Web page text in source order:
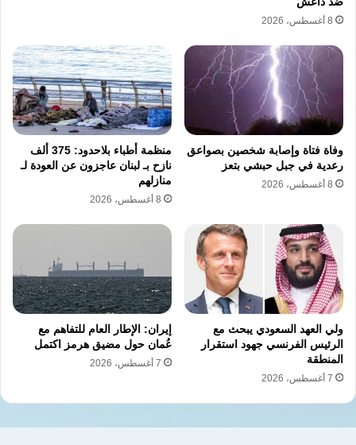
والبنية التحتية للموانئ.
نسخ الرابط
8 أغسطس، 2026
وفاة فتاة وإصابة شخصين بصواعق
رعدية في جبل حبشي بتعز
8 أغسطس، 2026
منظمة أطباء بلاحدود: 375 ألف
نازح بـ لبنان عاجزون عن العودة لـ
منازلهم
8 أغسطس، 2026
ولي العهد السعودي يبحث مع
الرئيس الفرنسي جهود استقرار
المنطقة
7 أغسطس، 2026
إيران: الإطار العام للتفاهم مع
عُمان حول مضيق هرمز اكتمل
7 أغسطس، 2026